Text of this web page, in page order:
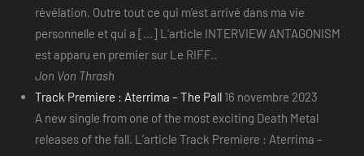
révélation. Outre tout ce qui m’est arrivé dans ma vie
personnelle et qui a [...] L’article INTERVIEW ANTAGONISM
est apparu en premier sur Le RIFF..
Jon Von Thrash
Track Premiere : Aterrima – The Pall 16 novembre 2023
A new single from one of the most exciting Death Metal
releases of the fall. L’article Track Premiere : Aterrima –